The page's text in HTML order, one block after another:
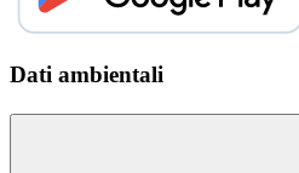
Dati ambientali